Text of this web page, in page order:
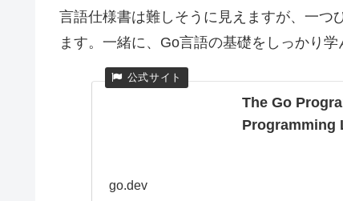
言語仕様書は難しそうに見えますが、一つ
ます。一緒に、Go言語の基礎をしっかり
The Go
Programming
go.dev